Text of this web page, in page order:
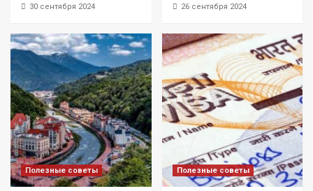
30 сентября 2024 26 сентября 2024
Полезные советы Полезные советы